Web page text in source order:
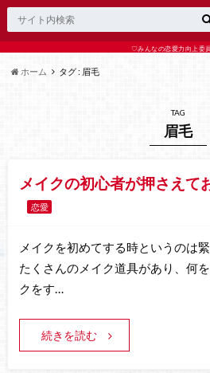
♡みんなの恋愛力向上委
ホーム タグ : 眉毛
TAG
眉毛
メイクの初心者が押さえて
恋愛
メイクを初めてする時というのは
たくさんのメイク道具があり、何
クをす…
続きを読む